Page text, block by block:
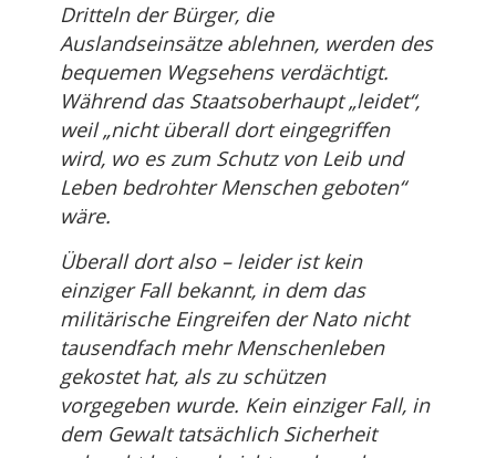
Dritteln der Bürger, die
Auslandseinsätze ablehnen, werden des
bequemen Wegsehens verdächtigt.
Während das Staatsoberhaupt „leidet“,
weil „nicht überall dort eingegriffen
wird, wo es zum Schutz von Leib und
Leben bedrohter Menschen geboten“
wäre.
Überall dort also – leider ist kein
einziger Fall bekannt, in dem das
militärische Eingreifen der Nato nicht
tausendfach mehr Menschenleben
gekostet hat, als zu schützen
vorgegeben wurde. Kein einziger Fall, in
dem Gewalt tatsächlich Sicherheit